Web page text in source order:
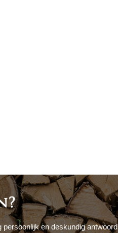
persoonlijk en deskundig antwoord